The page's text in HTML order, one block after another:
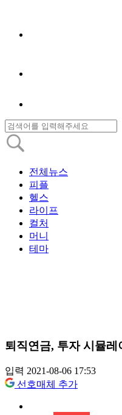
전체뉴스
피플
헬스
라이프
컬처
머니
테마
퇴직연금, 투자 시뮬
입력 2021-08-06 17:53
선호매체 추가